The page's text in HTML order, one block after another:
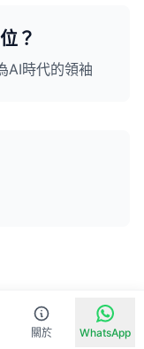
？
AI時代的領袖
關於 WhatsApp